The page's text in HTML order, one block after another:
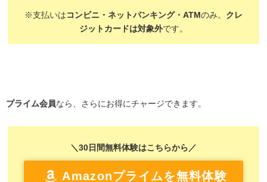
※支払いは コンビニ・ネットバンキング・ATMのみ。 クレ
ジットカードは対象外です。
プライム会員なら、さらにお得にチャージできます。
＼30日間無料体験はこちらから／
Amazonプライムを無料体験